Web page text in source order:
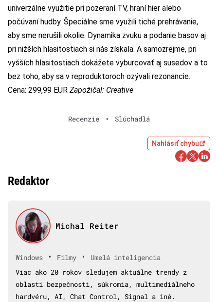
univerzálne využitie pri pozeraní TV, hraní hier alebo
počúvaní hudby. Špeciálne sme využili tiché prehrávanie,
aby sme nerušili okolie. Dynamika zvuku a podanie basov aj
pri nižších hlasitostiach si nás získala. A samozrejme, pri
vyšších hlasitostiach dokážete vyburcovať aj susedov a to
bez toho, aby sa v reproduktoroch ozývali rezonancie.
Cena: 299,99 EUR Zapožičal: Creative
Recenzie • Slúchadlá
Nahlásiť chybu
Redaktor
Michal Reiter
Windows • Filmy •
Umelá inteligencia
Viac ako 20 rokov sledujem aktuálne trendy z
oblasti bezpečnosti, súkromia, multimediálneho
hardvéru, AI, Chat Control, Signal a iné.